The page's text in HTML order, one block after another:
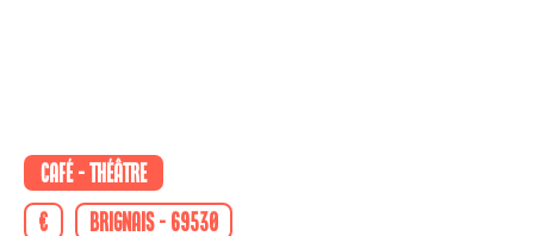
Café - Théâtre
€
Brignais - 69530